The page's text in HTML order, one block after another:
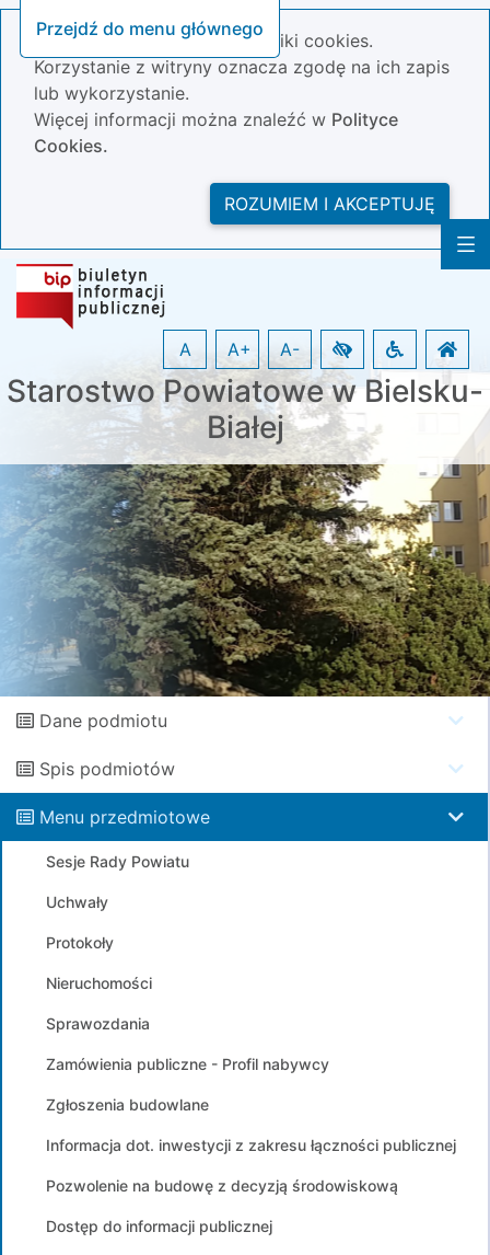
Przejdź do menu głównego
Nasza strona wykorzystuje pliki cookies.
Korzystanie z witryny oznacza zgodę na ich zapis
lub wykorzystanie.
Więcej informacji można znaleźć w Polityce
Cookies.
ROZUMIEM I AKCEPTUJĘ
Starostwo Powiatowe w Bielsku-
Białej
A A+ A-
Dane podmiotu
Spis podmiotów
Menu przedmiotowe
Sesje Rady Powiatu
Uchwały
Protokoły
Nieruchomości
Sprawozdania
Zamówienia publiczne - Profil nabywcy
Zgłoszenia budowlane
Informacja dot. inwestycji z zakresu łączności publicznej
Pozwolenie na budowę z decyzją środowiskową
Dostęp do informacji publicznej